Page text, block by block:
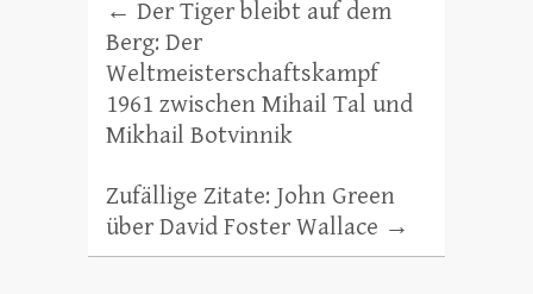
← Der Tiger bleibt auf dem
Berg: Der
Weltmeisterschaftskampf
1961 zwischen Mihail Tal und
Mikhail Botvinnik
Zufällige Zitate: John Green
über David Foster Wallace →